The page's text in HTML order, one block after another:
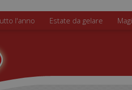
l'anno Estate da gelare